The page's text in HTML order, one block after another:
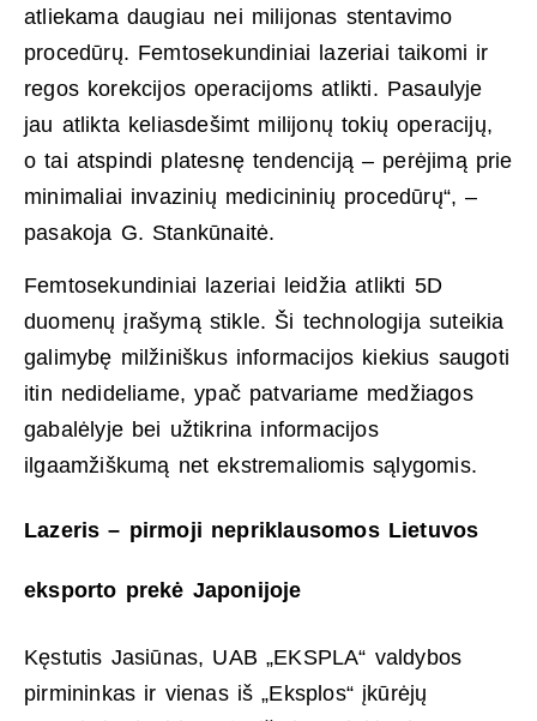
atliekama daugiau nei milijonas stentavimo
procedūrų. Femtosekundiniai lazeriai taikomi ir
regos korekcijos operacijoms atlikti. Pasaulyje
jau atlikta keliasdešimt milijonų tokių operacijų,
o tai atspindi platesnę tendenciją – perėjimą prie
minimaliai invazinių medicininių procedūrų“, –
pasakoja G. Stankūnaitė.
Femtosekundiniai lazeriai leidžia atlikti 5D
duomenų įrašymą stikle. Ši technologija suteikia
galimybę milžiniškus informacijos kiekius saugoti
itin nedideliame, ypač patvariame medžiagos
gabalėlyje bei užtikrina informacijos
ilgaamžiškumą net ekstremaliomis sąlygomis.
Lazeris – pirmoji nepriklausomos Lietuvos
eksporto prekė Japonijoje
Kęstutis Jasiūnas, UAB „EKSPLA“ valdybos
pirmininkas ir vienas iš „Eksplos“ įkūrėjų